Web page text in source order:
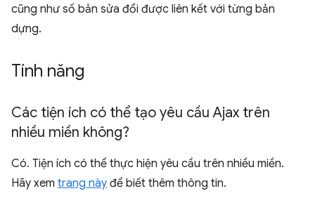
cũng như số bản sửa đổi được liên kết với từng bản
dựng.
Tính năng
Các tiện ích có thể tạo yêu cầu Ajax trên
nhiều miền không?
Có. Tiện ích có thể thực hiện yêu cầu trên nhiều miền.
Hãy xem trang này để biết thêm thông tin.